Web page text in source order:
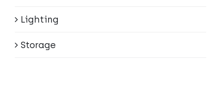
Lighting
Storage